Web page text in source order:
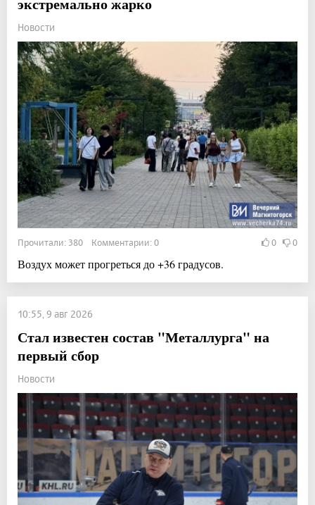
экстремально жарко
Новости
Прочитали: 380 Комментарии: 0 0 0
Воздух может прогреться до +36 градусов.
10:55, 9 авг 2026
Стал известен состав "Металлурга" на
первый сбор
Новости